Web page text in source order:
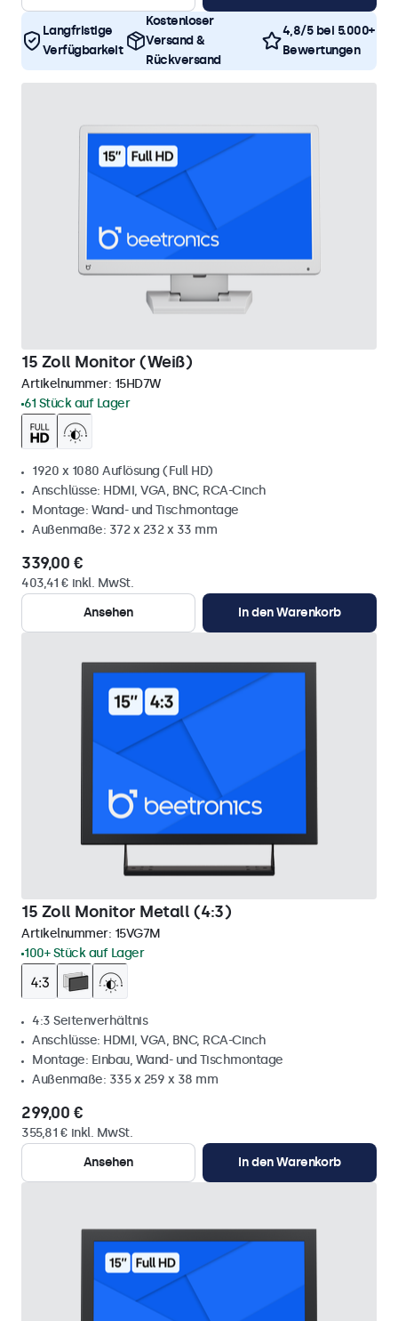
Langfristige
Verfügbarkeit
Kostenloser
Versand &
Rückversand
4,8/5 bei 5.000+
Bewertungen
15 Zoll Monitor (Weiß)
Artikelnummer: 15HD7W
61 Stück auf Lager
1920 x 1080 Auflösung (Full HD)
Anschlüsse: HDMI, VGA, BNC, RCA-Cinch
Montage: Wand- und Tischmontage
Außenmaße: 372 x 232 x 33 mm
339,00 €
403,41 € inkl. MwSt.
Ansehen
In den Warenkorb
15 Zoll Monitor Metall (4:3)
Artikelnummer: 15VG7M
100+ Stück auf Lager
4:3 Seitenverhältnis
Anschlüsse: HDMI, VGA, BNC, RCA-Cinch
Montage: Einbau, Wand- und Tischmontage
Außenmaße: 335 x 259 x 38 mm
299,00 €
355,81 € inkl. MwSt.
Ansehen
In den Warenkorb